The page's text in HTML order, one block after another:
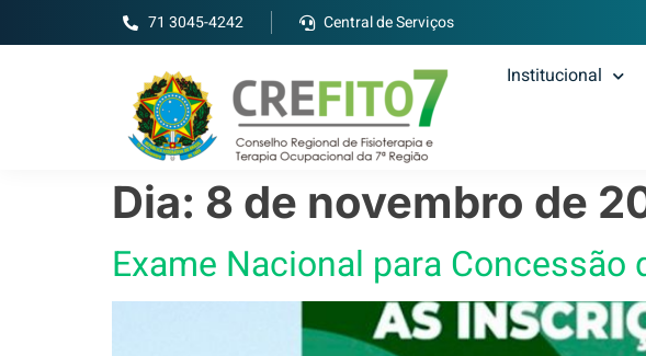
71 3045-4242 Central de Serviços
Institucional
Dia: 8 de novembro de
Exame Nacional para